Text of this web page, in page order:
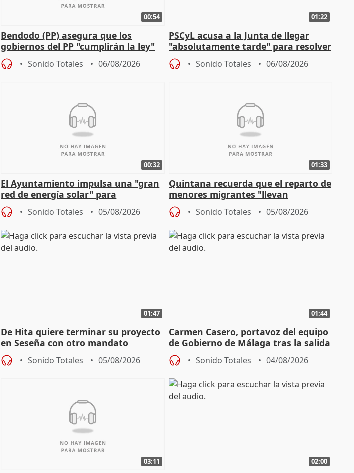
00:54
Bendodo (PP) asegura que los
gobiernos del PP "cumplirán la ley"
sobre los menores migrantes
Sonido Totales 06/08/2026
01:22
PSCyL acusa a la Junta de llegar
"absolutamente tarde" para resolver
problemas como Newcastle
Sonido Totales 06/08/2026
00:32
El Ayuntamiento impulsa una "gran
red de energía solar" para
autoconsumo
Sonido Totales 05/08/2026
01:33
Quintana recuerda que el reparto de
menores migrantes "llevan
aportación del Gobierno" central
Sonido Totales 05/08/2026
01:47
De Hita quiere terminar su proyecto
en Seseña con otro mandato
Sonido Totales 05/08/2026
01:44
Carmen Casero, portavoz del equipo
de Gobierno de Málaga tras la salida
de Pérez de Siles
Sonido Totales 04/08/2026
03:11 02:00